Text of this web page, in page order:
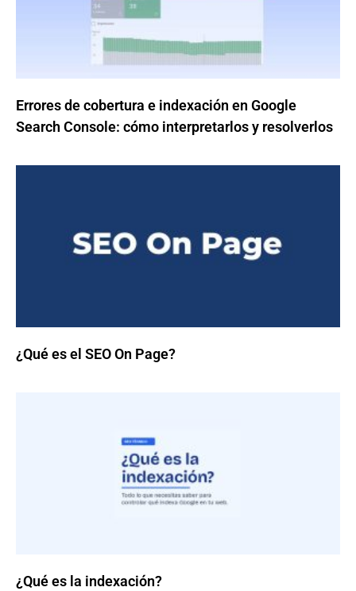
Errores de cobertura e indexación en Google
Search Console: cómo interpretarlos y resolverlos
¿Qué es el SEO On Page?
¿Qué es la indexación?